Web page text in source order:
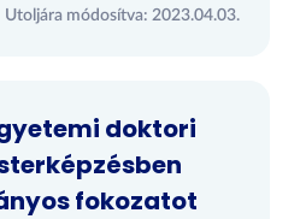
Utoljára módosítva: 2023.04.03.
doktori
fokozatot